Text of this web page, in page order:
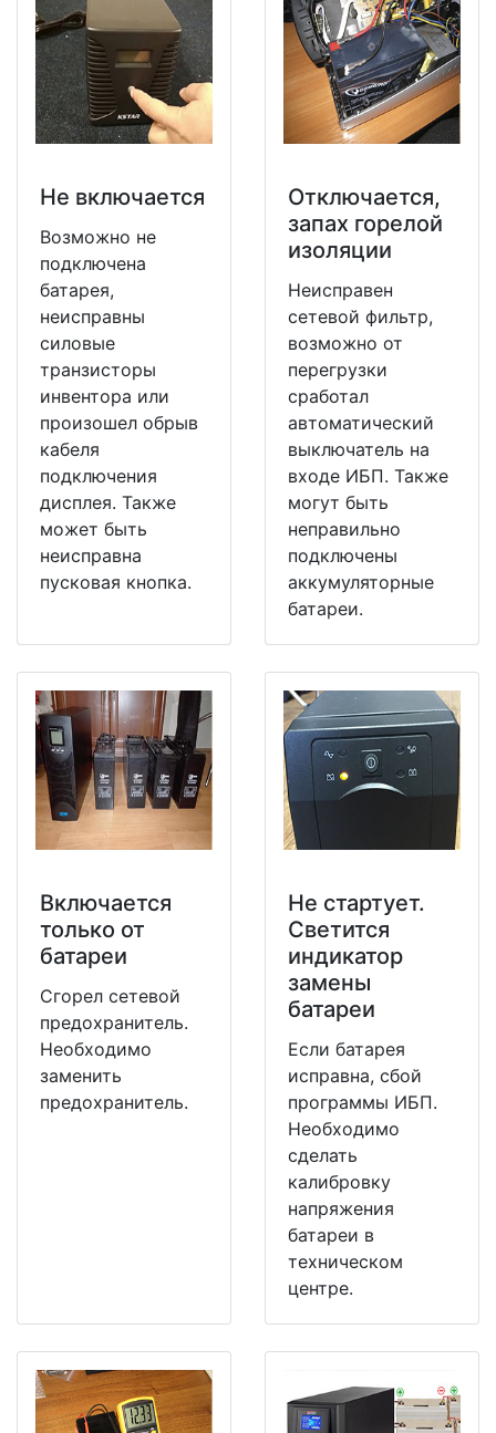
Не включается
Возможно не
подключена
батарея,
неисправны
силовые
транзисторы
инвентора или
произошел обрыв
кабеля
подключения
дисплея. Также
может быть
неисправна
пусковая кнопка.
Отключается,
запах горелой
изоляции
Неисправен
сетевой фильтр,
возможно от
перегрузки
сработал
автоматический
выключатель на
входе ИБП. Также
могут быть
неправильно
подключены
аккумуляторные
батареи.
Включается
только от
батареи
Сгорел сетевой
предохранитель.
Необходимо
заменить
предохранитель.
Не стартует.
Светится
индикатор
замены
батареи
Если батарея
исправна, сбой
программы ИБП.
Необходимо
сделать
калибровку
напряжения
батареи в
техническом
центре.